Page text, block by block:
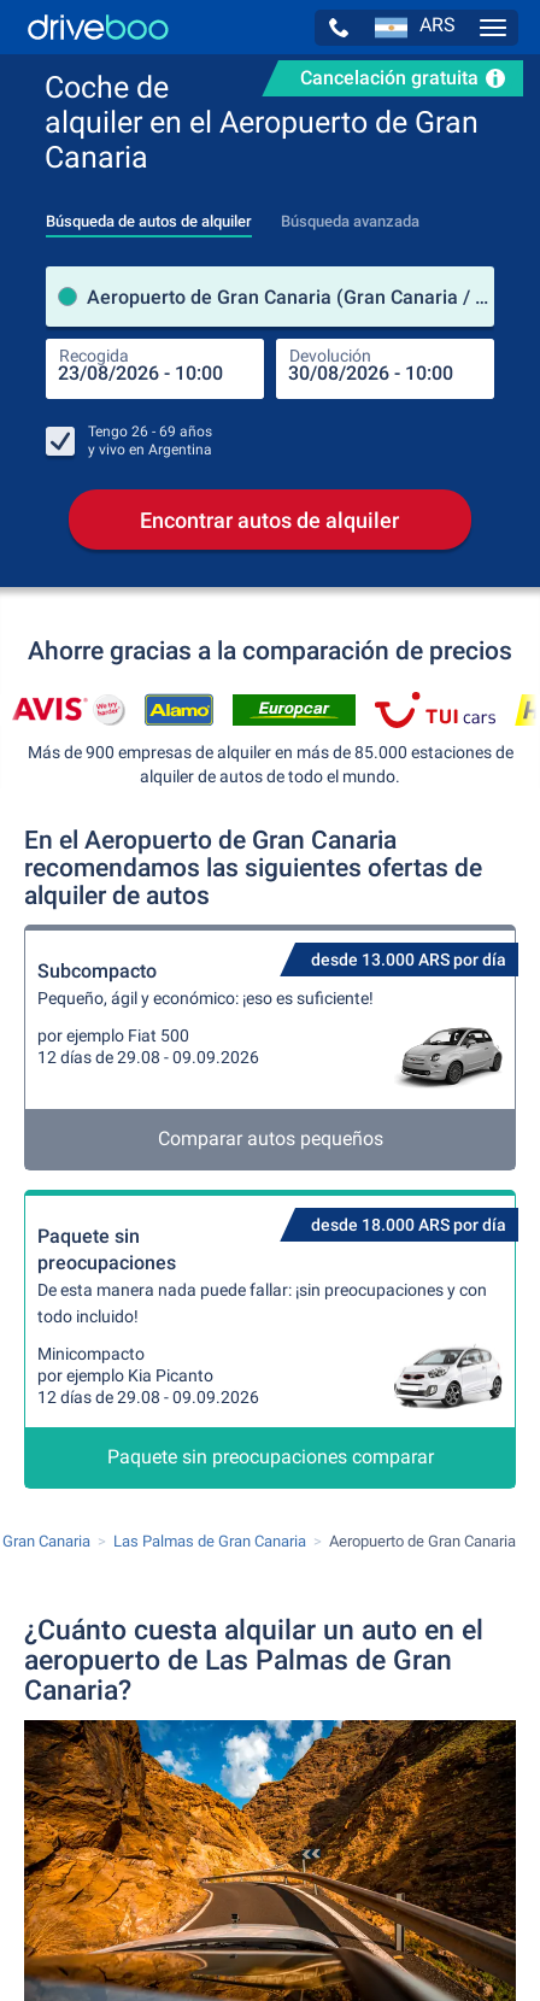
ARS
Cancelación gratuita
Coche de
alquiler en el Aeropuerto de Gran
Canaria
Búsqueda de autos de alquiler Búsqueda avanzada
Aeropuerto de Gran Canaria (Gran Canaria / España)
Recogida Devolución
Tengo 26 - 69 años
y vivo en Argentina
Encontrar autos de alquiler
Ahorre gracias a la comparación de precios
Más de 900 empresas de alquiler en más de 85.000 estaciones de
alquiler de autos de todo el mundo.
En el Aeropuerto de Gran Canaria
recomendamos las siguientes ofertas de
alquiler de autos
desde 13.000 ARS por día
Subcompacto
Pequeño, ágil y económico: ¡eso es suficiente!
por ejemplo Fiat 500
12 días de 29.08 - 09.09.2026
Comparar autos pequeños
desde 18.000 ARS por día
Paquete sin
preocupaciones
De esta manera nada puede fallar: ¡sin preocupaciones y con
todo incluido!
Minicompacto
por ejemplo Kia Picanto
12 días de 29.08 - 09.09.2026
Paquete sin preocupaciones comparar
Gran Canaria Las Palmas de Gran Canaria Aeropuerto de Gran Canaria
¿Cuánto cuesta alquilar un auto en el
aeropuerto de Las Palmas de Gran
Canaria?